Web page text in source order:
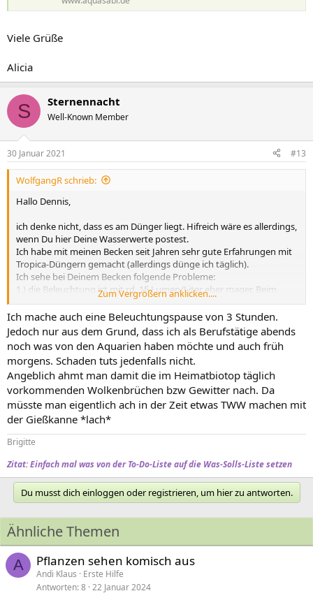
Viele Grüße
Alicia
S Sternennacht
Well-Known Member
30 Januar 2021 #13
WolfgangR schrieb:
Hallo Dennis,
ich denke nicht, dass es am Dünger liegt. Hifreich wäre es allerdings,
wenn Du hier Deine Wasserwerte postest.
Ich habe mit meinen Becken seit Jahren sehr gute Erfahrungen mit
Tropica-Düngern gemacht (allerdings dünge ich täglich).
Ich sehe bei Deinem Becken folgende Probleme:
1.) die Beleuchtung ist mit rd. 15 Lumen/Liter eher mager. Beim
Bodendecker kommt dann nur noch weniger an. Und zusätzlich
dimmst Du noch!
Über die Sinnhaftigkeit einer Beleuchtungs-Mittagsspause lässt sich
trefflich streiten; allerdings sollte die ununterbrochene
Beleuchtungszeit 4 Stunden
möglichst nicht unterschreiten.
2.) mit Siporax entziehst Du dem Aquarienwasser den benötigten
Sticksstoff. Ob das sinnvoll ist, lässt sich ohne Kenntnis Deiner
Wasserwerte nicht beurteilen
3.) Sollten Deine Wasserwerte einen Nährstoffüberschuss oder
Ungleichgewicht anzeigen, wäre der - ggf.vorübergehende -
Einssatz schnellwachsender
Gruß
Wolfgang
Zum Vergrößern anklicken....
Ich mache auch eine Beleuchtungspause von 3 Stunden.
Jedoch nur aus dem Grund, dass ich als Berufstätige abends
noch was von den Aquarien haben möchte und auch früh
morgens. Schaden tuts jedenfalls nicht.
Angeblich ahmt man damit die im Heimatbiotop täglich
vorkommenden Wolkenbrüchen bzw Gewitter nach. Da
müsste man eigentlich ach in der Zeit etwas TWW machen mit
der Gießkanne *lach*
Brigitte
Zitat: Einfach mal was von der To-Do-Liste auf die Was-Solls-Liste setzen
Du musst dich einloggen oder registrieren, um hier zu antworten.
Ähnliche Themen
A Pflanzen sehen komisch aus
Andi Klaus
Erste Hilfe
Antworten 8 22 Januar 2024